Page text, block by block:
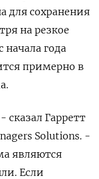
для сохранения
на резкое
начала года
примерно в
Гарретт
Solutions. -
являются
Если